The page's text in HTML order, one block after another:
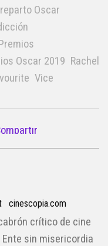
Oscar
Oscar 2019 Rachel
Vice
cinescopia.com
crítico de cine
sin misericordia